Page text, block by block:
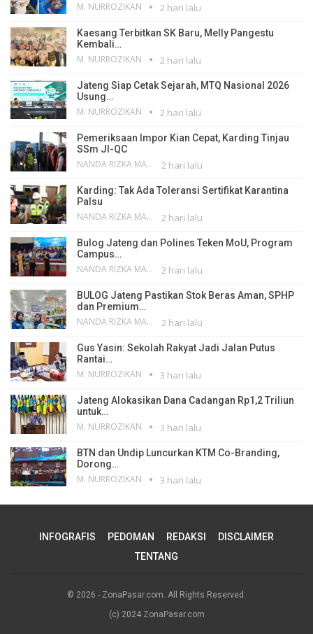
M. NURROZIKAN 2 hari lalu
Kaesang Terbitkan SK Baru, Melly Pangestu
Kembali…
M. NURROZIKAN 2 hari lalu
Jateng Siap Cetak Sejarah, MTQ Nasional 2026
Usung…
M. NURROZIKAN 2 hari lalu
Pemeriksaan Impor Kian Cepat, Karding Tinjau
SSm JI-QC
NANDA RIZKA MAHENDRA 2 hari lalu
Karding: Tak Ada Toleransi Sertifikat Karantina
Palsu
NANDA RIZKA MAHENDRA 2 hari lalu
Bulog Jateng dan Polines Teken MoU, Program
Campus…
NANDA RIZKA MAHENDRA 2 hari lalu
BULOG Jateng Pastikan Stok Beras Aman, SPHP
dan Premium…
NANDA RIZKA MAHENDRA 2 hari lalu
Gus Yasin: Sekolah Rakyat Jadi Jalan Putus
Rantai…
M. NURROZIKAN 3 hari lalu
Jateng Alokasikan Dana Cadangan Rp1,2 Triliun
untuk…
M. NURROZIKAN 3 hari lalu
BTN dan Undip Luncurkan KTM Co-Branding,
Dorong…
M. NURROZIKAN 3 hari lalu
INFOGRAFIS PEDOMAN REDAKSI
DISCLAIMER
TENTANG
© 2026 - ZonaPasar.com. All Rights Reserved.
(c) 2024 ZonaPasar.com